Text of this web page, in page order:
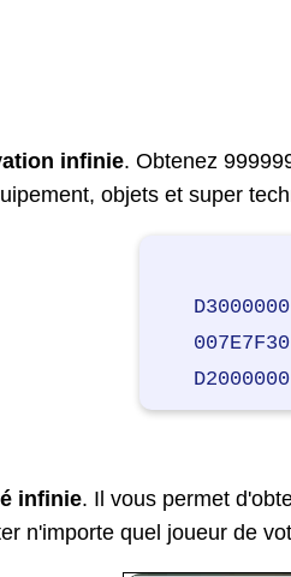
infinie. Obtenez
objets et super
infinie. Il vous permet
n'importe quel joueur de